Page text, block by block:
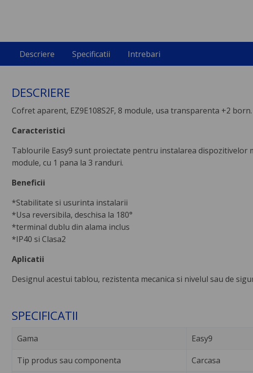
Descriere Specificatii Intrebari
DESCRIERE
Cofret aparent, EZ9E108S2F, 8 module, usa transparenta +2 born.
Caracteristici
Tablourile Easy9 sunt proiectate pentru instalarea dispozitivelor
module, cu 1 pana la 3 randuri.
Beneficii
*Stabilitate si usurinta instalarii
*Usa reversibila, deschisa la 180°
*terminal dublu din alama inclus
*IP40 si Clasa2
Aplicatii
Designul acestui tablou, rezistenta mecanica si nivelul sau de
SPECIFICATII
Gama Easy9
Tip produs sau componenta Carcasa